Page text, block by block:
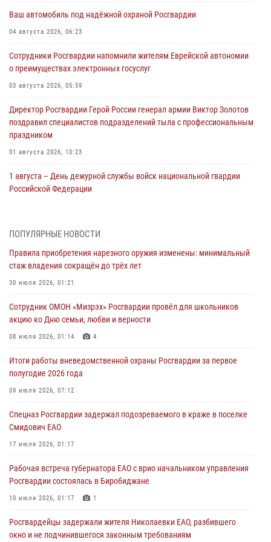
Ваш автомобиль под надёжной охраной Росгвардии
04 августа 2026, 06:23
Сотрудники Росгвардии напомнили жителям Еврейской автономии
о преимуществах электронных госуслуг
03 августа 2026, 05:59
Директор Росгвардии Герой России генерал армии Виктор Золотов
поздравил специалистов подразделений тыла с профессиональным
праздником
01 августа 2026, 10:23
1 августа – День дежурной службы войск национальной гвардии
Российской Федерации
В Росгвардии вспоминают российских воинов, погибших в Первой
01 августа 2026, 10:19
Внесены изменения в правила проведения контрольного отстрела
31 июля 2026, 01:48
Правила приобретения нарезного оружия изменены: минимальный
30 июля 2026, 01:21
Росгвардейцы задержали гражданина за хулиганство и попытку
29 июля 2026, 01:05
ПОПУЛЯРНЫЕ НОВОСТИ
Правила приобретения нарезного оружия изменены: минимальный
стаж владения сокращён до трёх лет
30 июля 2026, 01:21
Сотрудник ОМОН «Мизрэх» Росгвардии провёл для школьников
акцию ко Дню семьи, любви и верности
08 июля 2026, 01:14 4
Итоги работы вневедомственной охраны Росгвардии за первое
полугодие 2026 года
09 июля 2026, 07:12
Спецназ Росгвардии задержал подозреваемого в краже в поселке
Смидович ЕАО
17 июля 2026, 01:17
Рабочая встреча губернатора ЕАО с врио начальником управления
Росгвардии состоялась в Биробиджане
10 июля 2026, 01:17 1
Росгвардейцы задержали жителя Николаевки ЕАО, разбившего
окно и не подчинившегося законным требованиям